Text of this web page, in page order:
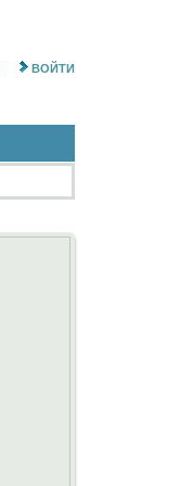
ВОЙТИ